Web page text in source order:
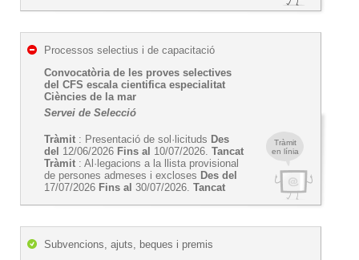
Tràmit
en línia
Processos selectius i de capacitació
Convocatòria de les proves selectives
del CFS escala cientifica especialitat
Ciències de la mar
Servei de Selecció
Tràmit : Presentació de sol·licituds Des
del 12/06/2026 Fins al 10/07/2026. Tancat
Tràmit : Al·legacions a la llista provisional
de persones admeses i excloses Des del
17/07/2026 Fins al 30/07/2026. Tancat
Subvencions, ajuts, beques i premis